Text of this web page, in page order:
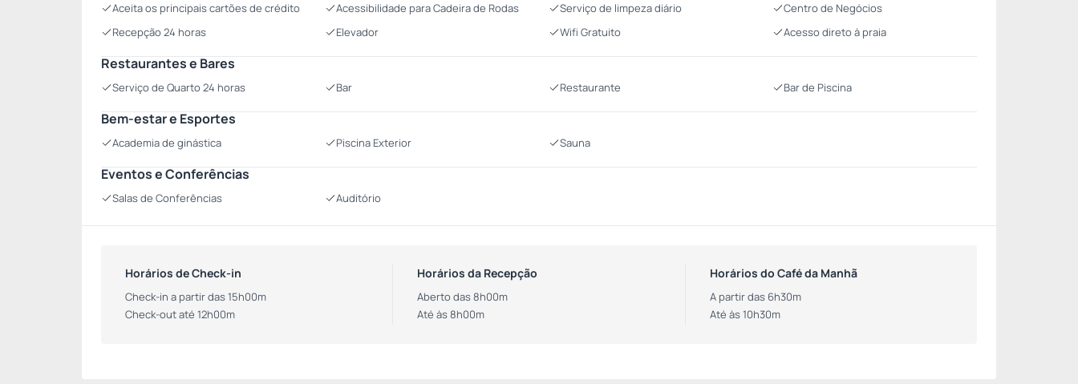
Aceita os principais cartões de crédito
Acessibilidade para Cadeira de Rodas Serviço de limpeza diário
Centro de Negócios
Recepção 24 horas
Elevador Wifi Gratuito Acesso direto à praia
Restaurantes e Bares
Serviço de Quarto 24 horas Bar Restaurante Bar de Piscina
Bem-estar e Esportes
Academia de ginástica Piscina Exterior Sauna
Eventos e Conferências
Salas de Conferências Auditório
Horários de Check-in
Check-in a partir das 15h00m
Check-out até 12h00m
Horários da Recepção
Aberto das 8h00m
Até às 8h00m
Horários do Café da Manhã
A partir das 6h30m
Até às 10h30m